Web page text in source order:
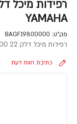
YAMAHA
מק"ט: BAGF19800000
רפידות מיכל דלק TENERE 700 22 מבית YAMAHA
כתיבת חוות דעת